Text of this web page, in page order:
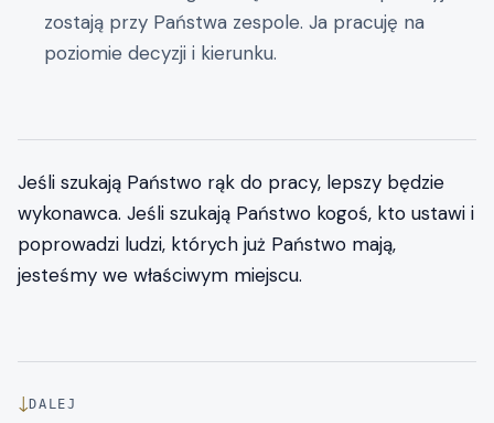
zostają przy Państwa zespole. Ja pracuję na
poziomie decyzji i kierunku.
Jeśli szukają Państwo rąk do pracy, lepszy będzie
wykonawca. Jeśli szukają Państwo kogoś, kto ustawi i
poprowadzi ludzi, których już Państwo mają,
jesteśmy we właściwym miejscu.
↓ DALEJ